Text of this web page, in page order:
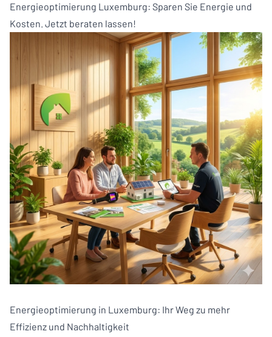
Energieoptimierung Luxemburg: Sparen Sie Energie und
Kosten. Jetzt beraten lassen!
Energieoptimierung in Luxemburg: Ihr Weg zu mehr
Effizienz und Nachhaltigkeit